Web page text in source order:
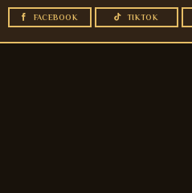
FACEBOOK TIKTOK